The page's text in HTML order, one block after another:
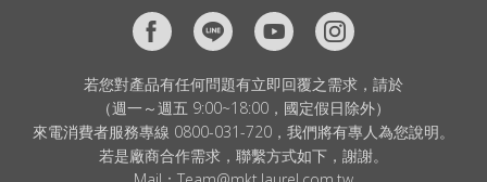
若您對產品有任何問題有立即回覆之需求，請於
（週一～週五 9:00~18:00，國定假日除外）
來電消費者服務專線 0800-031-720，我們將有專人為您說明。
若是廠商合作需求，聯繫方式如下，謝謝。